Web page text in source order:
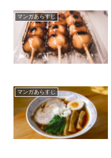
マンガあらすじ
マンガあらすじ